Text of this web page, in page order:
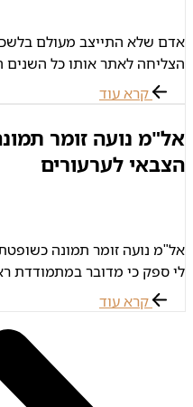
אדם שלא התייצב מעולם
הצליחה לאתר אותו כל השנים
שעבר גמילה מסמים
עברו התייצב. למרות
קרא עוד
אל"מ נועה זומר
הצבאי לערעורים
אל"מ נועה זומר תמונה
לי ספק כי מדובר במתמודדת
בבית-הדין לערעורים, אל"מ
חריפה, מבחינה בין עיקר
קרא עוד